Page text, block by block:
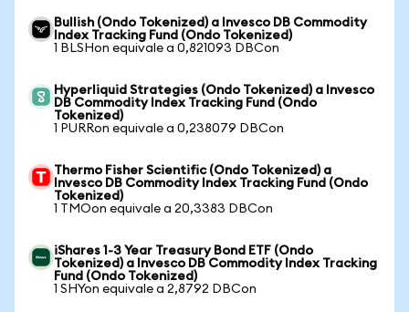
Bullish (Ondo Tokenized) a Invesco DB Commodity
Index Tracking Fund (Ondo Tokenized)
1 BLSHon equivale a 0,821093 DBCon
Hyperliquid Strategies (Ondo Tokenized) a Invesco
DB Commodity Index Tracking Fund (Ondo
Tokenized)
1 PURRon equivale a 0,238079 DBCon
Thermo Fisher Scientific (Ondo Tokenized) a
Invesco DB Commodity Index Tracking Fund (Ondo
Tokenized)
1 TMOon equivale a 20,3383 DBCon
iShares 1-3 Year Treasury Bond ETF (Ondo
Tokenized) a Invesco DB Commodity Index Tracking
Fund (Ondo Tokenized)
1 SHYon equivale a 2,8792 DBCon